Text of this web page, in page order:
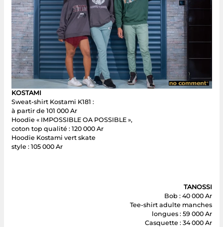
KOSTAMI
Sweat-shirt Kostami K181 :
à partir de 101 000 Ar
Hoodie « IMPOSSIBLE OA POSSIBLE »,
coton top qualité : 120 000 Ar
Hoodie Kostami vert skate
style : 105 000 Ar
TANOSSI
Bob : 40 000 Ar
Tee-shirt adulte manches
longues : 59 000 Ar
Casquette : 34 000 Ar